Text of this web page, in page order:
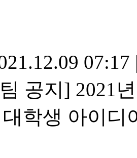
07:17
공지] 2021
학생 아이디